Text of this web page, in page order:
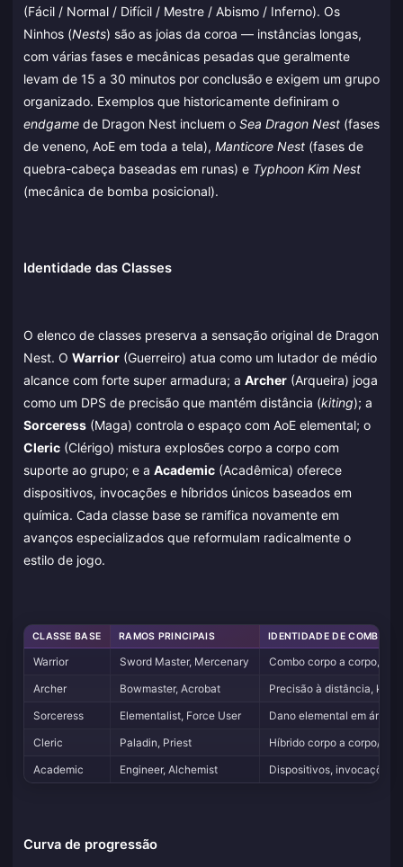
(Fácil / Normal / Difícil / Mestre / Abismo / Inferno). Os
Ninhos (Nests) são as joias da coroa — instâncias longas,
com várias fases e mecânicas pesadas que geralmente
levam de 15 a 30 minutos por conclusão e exigem um grupo
organizado. Exemplos que historicamente definiram o
endgame de Dragon Nest incluem o Sea Dragon Nest (fases
de veneno, AoE em toda a tela), Manticore Nest (fases de
quebra-cabeça baseadas em runas) e Typhoon Kim Nest
(mecânica de bomba posicional).
Identidade das Classes
O elenco de classes preserva a sensação original de Dragon
Nest. O Warrior (Guerreiro) atua como um lutador de médio
alcance com forte super armadura; a Archer (Arqueira) joga
como um DPS de precisão que mantém distância (kiting); a
Sorceress (Maga) controla o espaço com AoE elemental; o
Cleric (Clérigo) mistura explosões corpo a corpo com
suporte ao grupo; e a Academic (Acadêmica) oferece
dispositivos, invocações e híbridos únicos baseados em
química. Cada classe base se ramifica novamente em
avanços especializados que reformulam radicalmente o
estilo de jogo.
CLASSE BASE RAMOS PRINCIPAIS IDENTIDADE DE COMBATE
Warrior Sword Master, Mercenary
Combo corpo a corpo,
Archer
Bowmaster, Acrobat
Precisão à distância,
Sorceress
Elementalist, Force User
Dano elemental em área,
Cleric
Paladin, Priest
Híbrido corpo a corpo/
Academic
Engineer, Alchemist Dispositivos, invocações,
Curva de progressão